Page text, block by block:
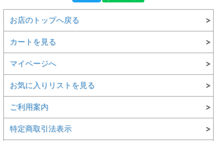
お店のトップへ戻る
カートを見る
マイページへ
お気に入りリストを見る
ご利用案内
特定商取引法表示